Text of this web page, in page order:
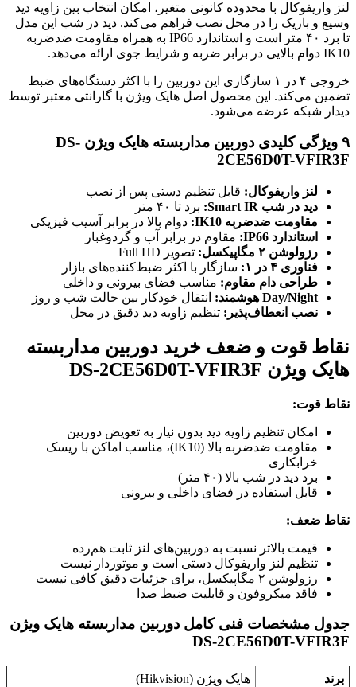
لنز واریفوکال با محدوده کانونی متغیر، امکان انتخاب بین زاویه دید
وسیع و باریک را در محل نصب فراهم می‌کند. دید در شب این مدل
تا برد ۴۰ متر است و استاندارد IP66 به همراه مقاومت ضدضربه
IK10 دوام بالایی در برابر ضربه و شرایط جوی ارائه می‌دهد.
خروجی ۴ در ۱ سازگاری این دوربین را با اکثر دستگاه‌های ضبط
تضمین می‌کند. این محصول اصل هایک ویژن با گارانتی معتبر توسط
دیدار شبکه عرضه می‌شود.
۹ ویژگی کلیدی دوربین مداربسته هایک ویژن DS-
2CE56D0T-VFIR3F
لنز واریفوکال: قابل تنظیم دستی پس از نصب
دید در شب Smart IR:
برد تا ۴۰ متر
مقاومت ضدضربه IK10:
دوام بالا در برابر آسیب فیزیکی
استاندارد IP66:
مقاوم در برابر آب و گردوغبار
رزولوشن ۲ مگاپیکسل:
تصویر Full HD
فناوری ۴ در ۱:
سازگار با اکثر ضبط‌کننده‌های بازار
طراحی دام مقاوم: مناسب فضای بیرونی و داخلی
Day/Night هوشمند:
انتقال خودکار بین حالت شب و روز
نصب انعطاف‌پذیر: تنظیم زاویه دید دقیق در محل
نقاط قوت و ضعف خرید دوربین مداربسته
هایک ویژن DS-2CE56D0T-VFIR3F
نقاط قوت:
امکان تنظیم زاویه دید بدون نیاز به تعویض دوربین
مقاومت ضدضربه بالا (IK10)، مناسب اماکن با ریسک
خرابکاری
برد دید در شب بالا (۴۰ متر)
قابل استفاده در فضای داخلی و بیرونی
نقاط ضعف:
قیمت بالاتر نسبت به دوربین‌های لنز ثابت هم‌رده
تنظیم لنز واریفوکال دستی است و موتوردار نیست
رزولوشن ۲ مگاپیکسل، برای جزئیات دقیق کافی نیست
فاقد میکروفون و قابلیت ضبط صدا
جدول مشخصات فنی کامل دوربین مداربسته هایک ویژن
DS-2CE56D0T-VFIR3F
برند
هایک ویژن (Hikvision)